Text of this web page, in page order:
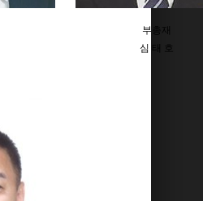
부총재
심 태 호